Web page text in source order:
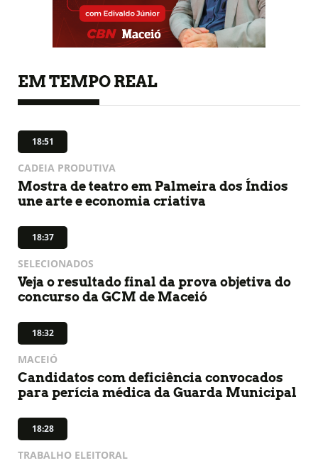
EM TEMPO REAL
18:51
CADEIA PRODUTIVA
Mostra de teatro em Palmeira dos Índios
une arte e economia criativa
18:37
SELECIONADOS
Veja o resultado final da prova objetiva do
concurso da GCM de Maceió
18:32
MACEIÓ
Candidatos com deficiência convocados
para perícia médica da Guarda Municipal
18:28
TRABALHO ELEITORAL